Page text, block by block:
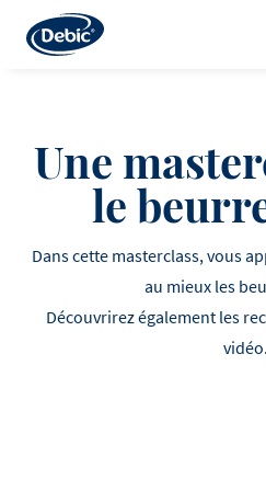
main
Une
le
Dans cette masterclass, vous
au mieux les
Découvrirez également les
vidéo.